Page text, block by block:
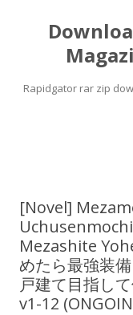
Rapidgator rar zip
[Novel]
Mezashite
めたら最強装
戸建て目指し
v1-12